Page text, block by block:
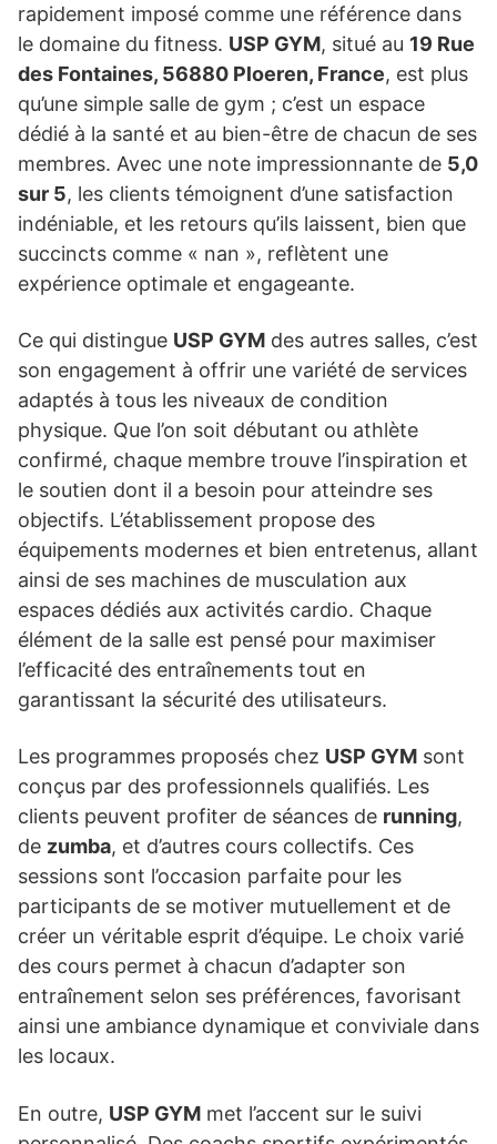
rapidement imposé comme une référence dans
le domaine du fitness. USP GYM, situé au 19 Rue
des Fontaines, 56880 Ploeren, France, est plus
qu’une simple salle de gym ; c’est un espace
dédié à la santé et au bien-être de chacun de ses
membres. Avec une note impressionnante de 5,0
sur 5, les clients témoignent d’une satisfaction
indéniable, et les retours qu’ils laissent, bien que
succincts comme « nan », reflètent une
expérience optimale et engageante.
Ce qui distingue USP GYM des autres salles, c’est
son engagement à offrir une variété de services
adaptés à tous les niveaux de condition
physique. Que l’on soit débutant ou athlète
confirmé, chaque membre trouve l’inspiration et
le soutien dont il a besoin pour atteindre ses
objectifs. L’établissement propose des
équipements modernes et bien entretenus, allant
ainsi de ses machines de musculation aux
espaces dédiés aux activités cardio. Chaque
élément de la salle est pensé pour maximiser
l’efficacité des entraînements tout en
garantissant la sécurité des utilisateurs.
Les programmes proposés chez USP GYM sont
conçus par des professionnels qualifiés. Les
clients peuvent profiter de séances de running,
de zumba, et d’autres cours collectifs. Ces
sessions sont l’occasion parfaite pour les
participants de se motiver mutuellement et de
créer un véritable esprit d’équipe. Le choix varié
des cours permet à chacun d’adapter son
entraînement selon ses préférences, favorisant
ainsi une ambiance dynamique et conviviale dans
les locaux.
En outre, USP GYM met l’accent sur le suivi